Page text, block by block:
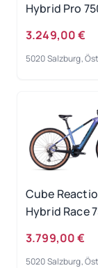
Hybrid Pro
3.249,00 €
5020 Salzburg,
Cube
Hybrid Race
3.799,00 €
5020 Salzburg,